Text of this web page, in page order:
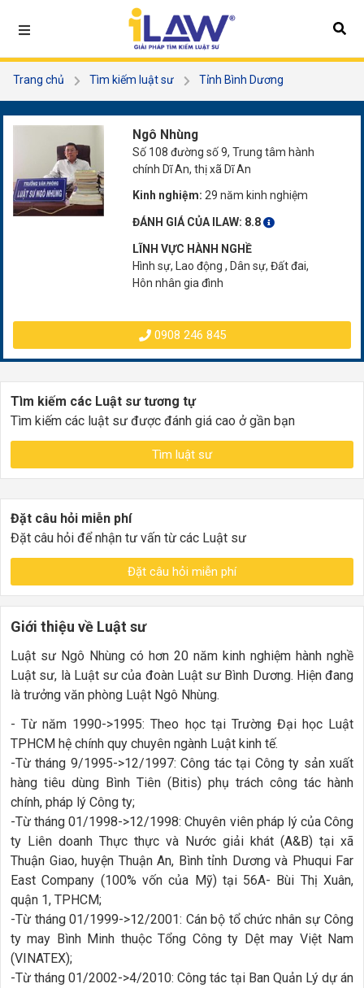
Trang chủ Tìm kiếm luật sư
Tỉnh Bình Dương
Ngô Nhùng
Số 108 đường số 9, Trung tâm hành
chính Dĩ An, thị xã Dĩ An
Kinh nghiệm: 29 năm kinh nghiệm
ĐÁNH GIÁ CỦA ILAW: 8.8
LĨNH VỰC HÀNH NGHỀ
Hình sự, Lao động , Dân sự, Đất đai,
Hôn nhân gia đình
0908 246 845
Tìm kiếm các Luật sư tương tự
Tìm kiếm các luật sư được đánh giá cao ở gần bạn
Tìm luật sư
Đặt câu hỏi miễn phí
Đặt câu hỏi để nhận tư vấn từ các Luật sư
Đặt câu hỏi miễn phí
Giới thiệu về Luật sư
Luật sư Ngô Nhùng có hơn 20 năm kinh nghiệm hành nghề
Luật sư, là Luật sư của đoàn Luật sư Bình Dương. Hiện đang
là trưởng văn phòng Luật Ngô Nhùng.
- Từ năm 1990->1995: Theo học tại Trường Đại học Luật
TPHCM hệ chính quy chuyên ngành Luật kinh tế.
-Từ tháng 9/1995->12/1997: Công tác tại Công ty sản xuất
hàng tiêu dùng Bình Tiên (Bitis) phụ trách công tác hành
chính, pháp lý Công ty;
-Từ tháng 01/1998->12/1998: Chuyên viên pháp lý của Công
ty Liên doanh Thực thực và Nước giải khát (A&B) tại xã
Thuận Giao, huyện Thuận An, Bình tỉnh Dương và Phuqui Far
East Company (100% vốn của Mỹ) tại 56A- Bùi Thị Xuân,
quận 1, TPHCM;
-Từ tháng 01/1999->12/2001: Cán bộ tổ chức nhân sự Công
ty may Bình Minh thuộc Tổng Công ty Dệt may Việt Nam
(VINATEX);
-Từ tháng 01/2002->4/2010: Công tác tại Ban Quản Lý dự án